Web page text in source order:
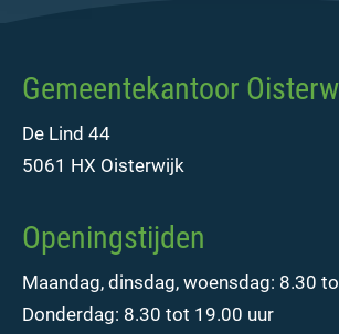
Gemeentekantoor
De Lind 44
5061 HX Oisterwijk
Openingstijden
Maandag, dinsdag, woensdag: 8.30
Donderdag: 8.30 tot 19.00 uur